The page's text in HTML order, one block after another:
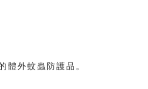
體外蚊蟲防護品。